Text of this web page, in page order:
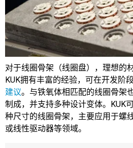
对于线圈骨架（线圈盘），理想的
KUK拥有丰富的经验，可在开发阶
建议。与铁氧体相匹配的线圈骨架
制成，并支持多种设计变体。KUK
种尺寸的线圈骨架，主要应用于螺
或线性驱动器等领域。